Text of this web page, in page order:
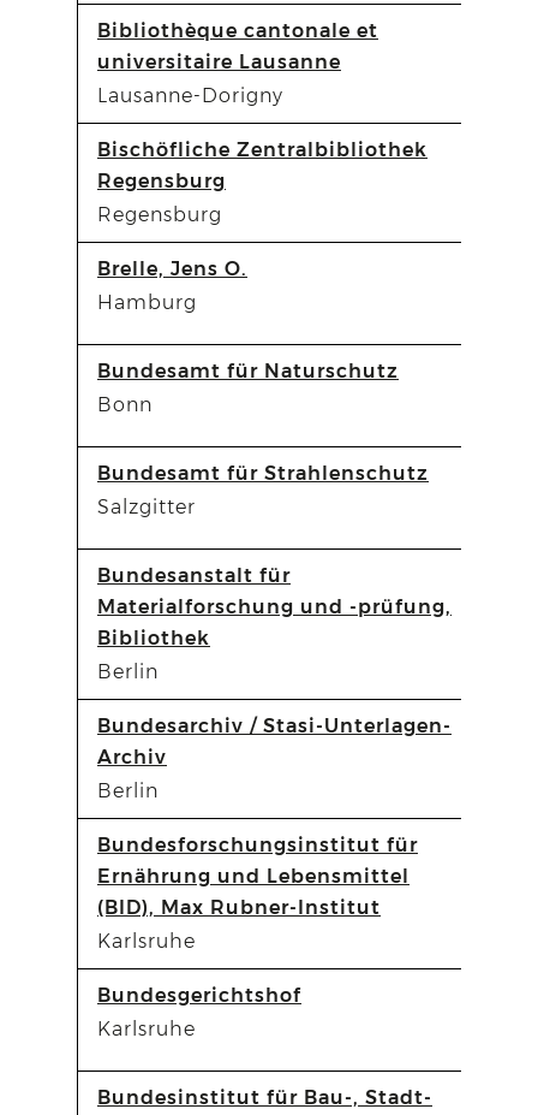
Bibliothèque cantonale et
universitaire Lausanne
Lausanne-Dorigny
Bischöfliche Zentralbibliothek
Regensburg
Regensburg
Brelle, Jens O.
Hamburg
Bundesamt für Naturschutz
Bonn
Bundesamt für Strahlenschutz
Salzgitter
Bundesanstalt für
Materialforschung und -prüfung,
Bibliothek
Berlin
Bundesarchiv / Stasi-Unterlagen-
Archiv
Berlin
Bundesforschungsinstitut für
Ernährung und Lebensmittel
(BID), Max Rubner-Institut
Karlsruhe
Bundesgerichtshof
Karlsruhe
Bundesinstitut für Bau-, Stadt-